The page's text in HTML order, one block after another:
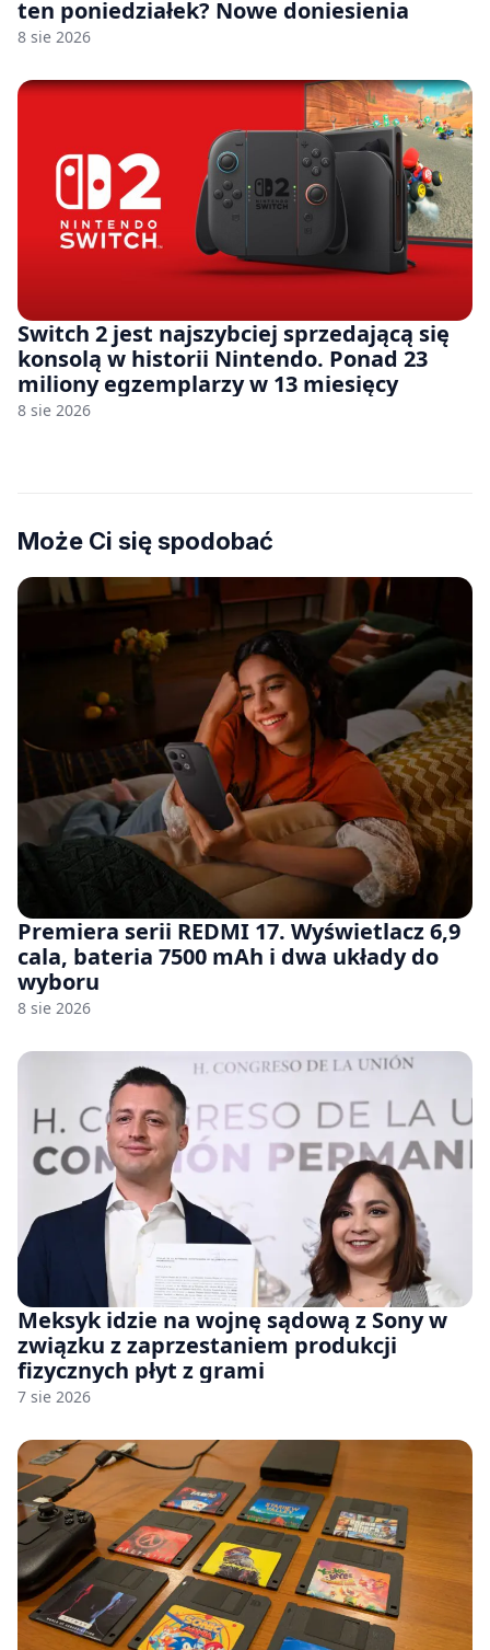
ten poniedziałek? Nowe doniesienia
8 sie 2026
Switch 2 jest najszybciej sprzedającą się
konsolą w historii Nintendo. Ponad 23
miliony egzemplarzy w 13 miesięcy
8 sie 2026
Może Ci się spodobać
Premiera serii REDMI 17. Wyświetlacz 6,9
cala, bateria 7500 mAh i dwa układy do
wyboru
8 sie 2026
Meksyk idzie na wojnę sądową z Sony w
związku z zaprzestaniem produkcji
fizycznych płyt z grami
7 sie 2026